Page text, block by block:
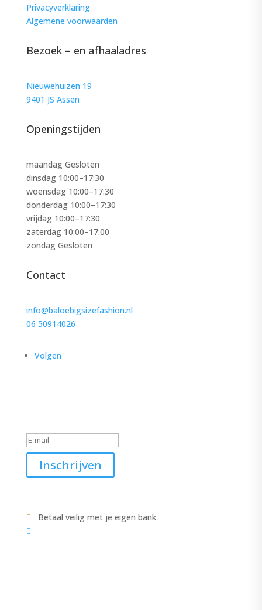
Privacyverklaring
Algemene voorwaarden
Bezoek – en afhaaladres
Nieuwehuizen 19
9401 JS Assen
Openingstijden
maandag Gesloten
dinsdag 10:00–17:30
woensdag 10:00–17:30
donderdag 10:00–17:30
vrijdag 10:00–17:30
zaterdag 10:00–17:00
zondag Gesloten
Contact
info@baloebigsizefashion.nl
06 50914026
Volgen
Inschrijven

Betaal veilig met je eigen bank
